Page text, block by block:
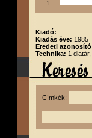
1
Kiadó:
Kiadás éve: 1985
Eredeti
Technika: 1
Címkék: